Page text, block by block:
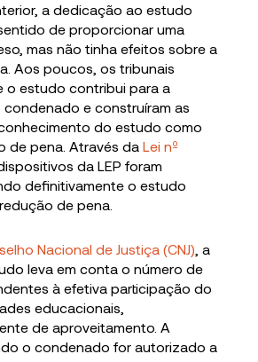
a dedicação ao estudo
de proporcionar uma
mas não tinha efeitos sobre a
Aos poucos, os tribunais
o estudo contribui para a
e construíram as
do estudo como
de pena. Através daLei nº
da LEP foram
definitivamente o estudo
de pena.
Nacional de Justiça (CNJ) , a
leva em conta o número de
à efetiva participação do
educacionais,
de aproveitamento. A
o condenado for autorizado a